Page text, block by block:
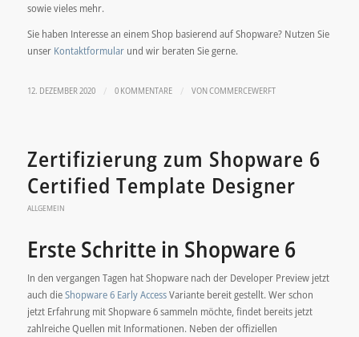
sowie vieles mehr.
Sie haben Interesse an einem Shop basierend auf Shopware? Nutzen Sie
unser Kontaktformularund wir beraten Sie gerne.
12. DEZEMBER 2020 / 0 KOMMENTARE / VONCOMMERCEWERFT
Zertifizierung zum Shopware 6
Certified Template Designer
ALLGEMEIN
Erste Schritte in Shopware 6
In den vergangen Tagen hat Shopware nach der Developer Preview jetzt
auch dieShopware 6 Early AccessVariante bereit gestellt. Wer schon
jetzt Erfahrung mit Shopware 6 sammeln möchte, findet bereits jetzt
zahlreiche Quellen mit Informationen. Neben der offiziellen